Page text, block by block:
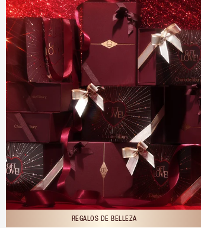
REGALOS DE BELLEZA